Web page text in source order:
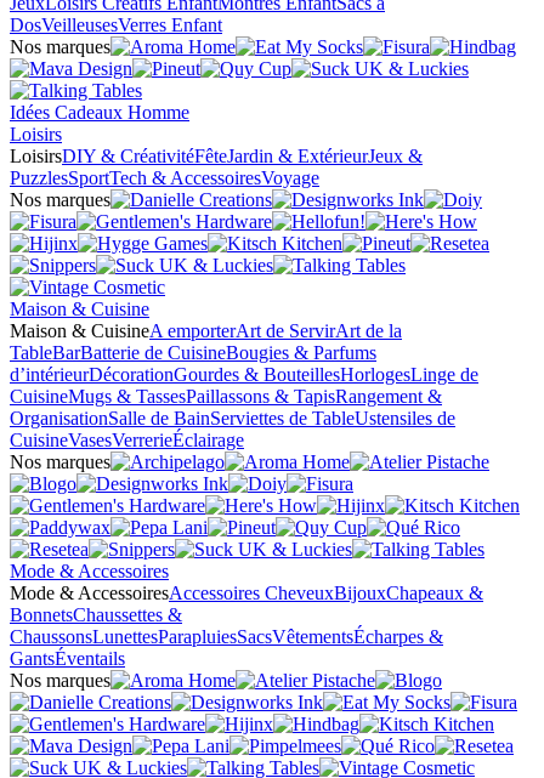
DosVeilleusesVerres Enfant
Nos marques
Idées Cadeaux Homme
Loisirs
LoisirsDIY & CréativitéFêteJardin & ExtérieurJeux &
PuzzlesSportTech & AccessoiresVoyage
Nos marques
Maison & Cuisine
Maison & CuisineA emporterArt de ServirArt de la
TableBarBatterie de CuisineBougies & Parfums
d’intérieurDécorationGourdes & BouteillesHorlogesLinge de
CuisineMugs & TassesPaillassons & TapisRangement &
OrganisationSalle de BainServiettes de TableUstensiles de
CuisineVasesVerrerieÉclairage
Nos marques
Mode & Accessoires
Mode & AccessoiresAccessoires CheveuxBijouxChapeaux &
BonnetsChaussettes &
ChaussonsLunettesParapluiesSacsVêtementsÉcharpes &
GantsÉventails
Nos marques